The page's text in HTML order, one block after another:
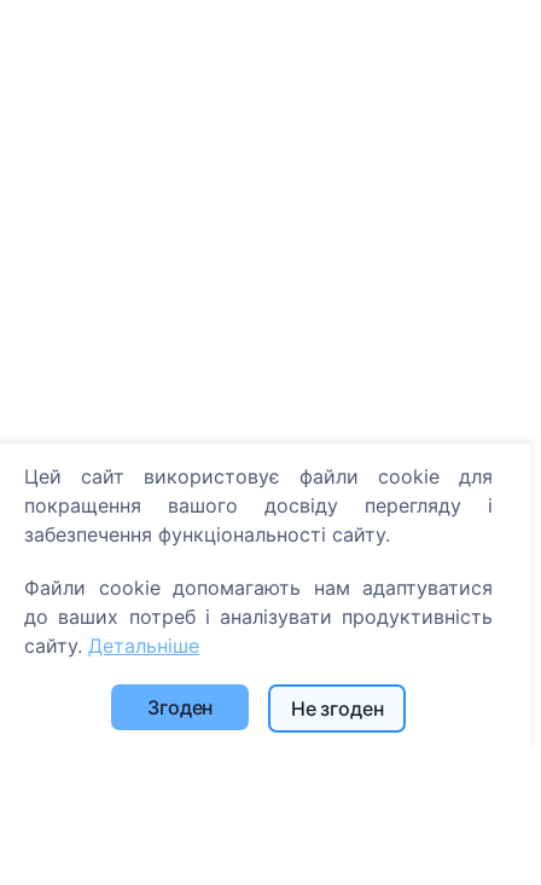
Інформація
Про CEMETY
Події
Список муніципалітетів та користувачів
Політика конфіденційності
Політика платежів
Цей сайт використовує файли cookie для
покращення вашого досвіду перегляду і
забезпечення функціональності сайту.
Файли cookie допомагають нам адаптуватися
до ваших потреб і аналізувати продуктивність
сайту. Детальніше
Згоден Не згоден